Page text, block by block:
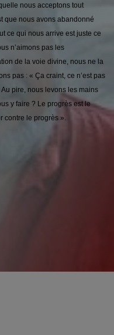
nous acceptons tout
que nous avons abandonné
ce qui nous arrive est juste ce
n’aimons pas les
de la voie divine, nous ne la
pas : « Ça craint, ce n’est pas
pire, nous levons les mains
y faire ? Le progrès est le
contre le progrès ».